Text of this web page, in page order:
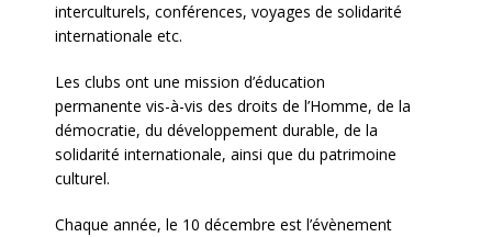
interculturels, conférences, voyages de solidarité
internationale etc.
Les clubs ont une mission d’éducation
permanente vis-à-vis des droits de l’Homme, de la
démocratie, du développement durable, de la
solidarité internationale, ainsi que du patrimoine
culturel.
Chaque année, le 10 décembre est l’évènement